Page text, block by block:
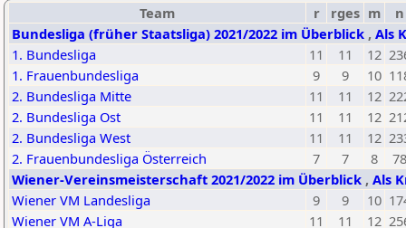
Team r rges m
n
Bundesliga (früher Staatsliga) 2021/2022 im Überblick , Als
1. Bundesliga
11 11 12
1. Frauenbundesliga
9 9 10
2. Bundesliga Mitte
11 11 12
2. Bundesliga Ost
11 11 12
2. Bundesliga West
11 11 12
2. Frauenbundesliga Österreich
7 7 8
78
Wiener-Vereinsmeisterschaft 2021/2022 im Überblick , Als
Wiener VM Landesliga
9 9 10
Wiener VM A-Liga
11 11 12